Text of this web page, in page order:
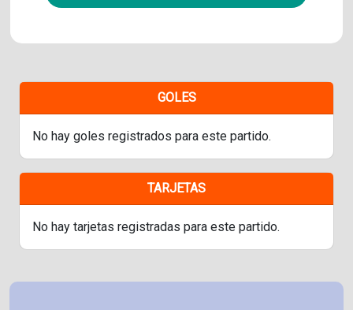
GOLES
No hay goles registrados para este partido.
TARJETAS
No hay tarjetas registradas para este partido.